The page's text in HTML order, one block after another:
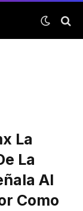
La
La
Al
Como